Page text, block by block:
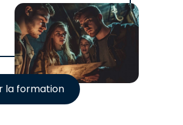
la formation